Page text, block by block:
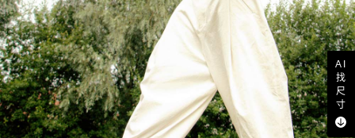
AI
找
尺
寸